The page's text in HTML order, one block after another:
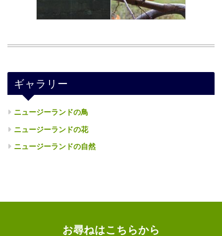
ギャラリー
ニュージーランドの鳥
ニュージーランドの花
ニュージーランドの自然
お尋ねはこちらから